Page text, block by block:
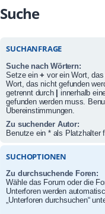
Suche
SUCHANFRAGE
Suche nach Wörtern:
Setze ein+ vor ein Wort,
Wort, das nicht gefunden
getrennt durch | innerhalb
gefunden werden muss.
Übereinstimmungen.
Zu suchender Autor:
Benutze ein * als Platzhalter
SUCHOPTIONEN
Zu durchsuchende Foren:
Wähle das Forum oder die
Unterforen werden
„Unterforen durchsuchen“